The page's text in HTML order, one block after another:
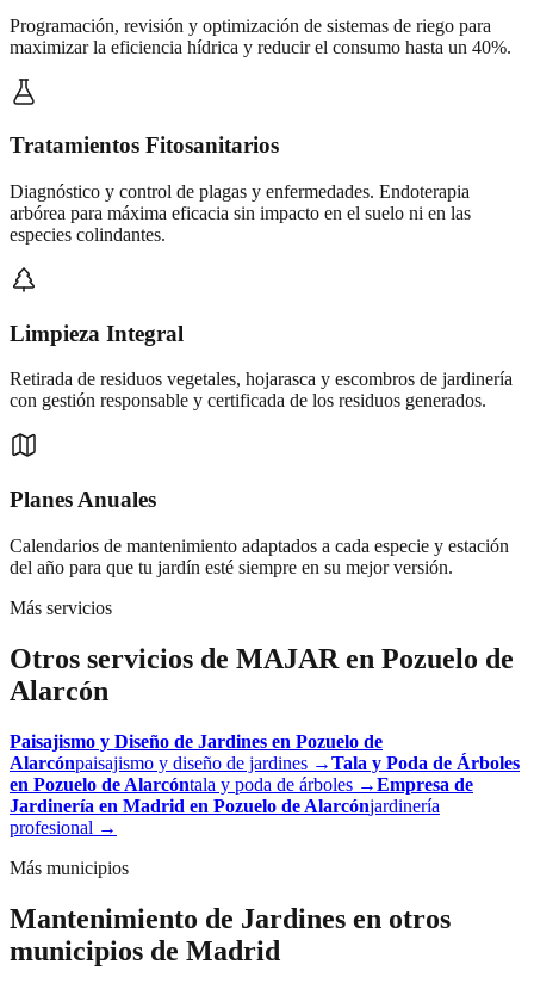
Programación, revisión y optimización de sistemas de riego para
maximizar la eficiencia hídrica y reducir el consumo hasta un 40%.
Tratamientos Fitosanitarios
Diagnóstico y control de plagas y enfermedades. Endoterapia
arbórea para máxima eficacia sin impacto en el suelo ni en las
especies colindantes.
Limpieza Integral
Retirada de residuos vegetales, hojarasca y escombros de jardinería
con gestión responsable y certificada de los residuos generados.
Planes Anuales
Calendarios de mantenimiento adaptados a cada especie y estación
del año para que tu jardín esté siempre en su mejor versión.
Más servicios
Otros servicios de MAJAR en Pozuelo de
Alarcón
Paisajismo y Diseño de Jardines en Pozuelo de
Alarcónpaisajismo y diseño de jardines →Tala y Poda de Árboles
en Pozuelo de Alarcóntala y poda de árboles →Empresa de
Jardinería en Madrid en Pozuelo de Alarcónjardinería
profesional →
Más municipios
Mantenimiento de Jardines en otros
municipios de Madrid